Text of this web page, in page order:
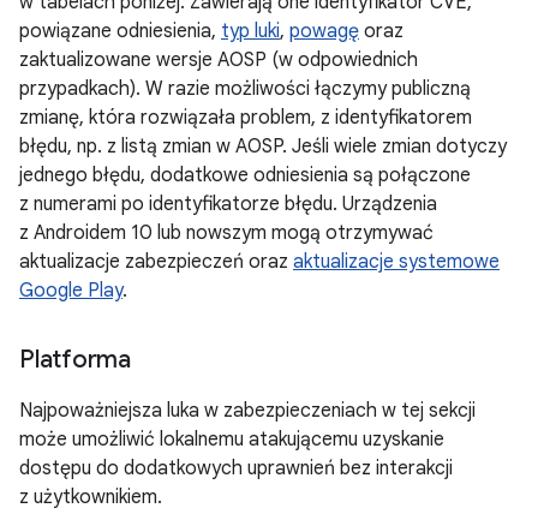
powiązane odniesienia, typ luki, powagę oraz
zaktualizowane wersje AOSP (w odpowiednich
przypadkach). W razie możliwości łączymy publiczną
zmianę, która rozwiązała problem, z identyfikatorem
błędu, np. z listą zmian w AOSP. Jeśli wiele zmian dotyczy
jednego błędu, dodatkowe odniesienia są połączone
z numerami po identyfikatorze błędu. Urządzenia
z Androidem 10 lub nowszym mogą otrzymywać
aktualizacje zabezpieczeń oraz aktualizacje systemowe
Google Play.
Platforma
Najpoważniejsza luka w zabezpieczeniach w tej sekcji
może umożliwić lokalnemu atakującemu uzyskanie
dostępu do dodatkowych uprawnień bez interakcji
z użytkownikiem.